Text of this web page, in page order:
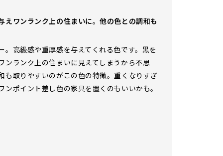
えワンランク上の住まいに。他の色との調和も
。高級感や重厚感を与えてくれる色です。黒を
ンランク上の住まいに見えてしまうから不思
も取りやすいのがこの色の特徴。重くなりすぎ
ンポイント差し色の家具を置くのもいいかも。